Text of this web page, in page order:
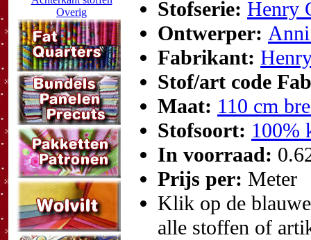
Overig
Stofserie: Henry
Ontwerper:
Fabrikant:
Stof/art code
Maat: 110 cm
Stofsoort: 100%
In voorraad:
Prijs per: Meter
Klik op de
alle stoffen of